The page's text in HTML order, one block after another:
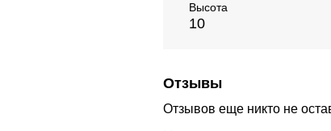
Высота
10
Отзывы
Отзывов еще никто не